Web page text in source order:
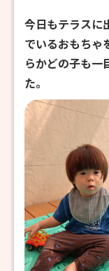
今日もテラスに
でいるおもちゃ
らかどの子も一
た。